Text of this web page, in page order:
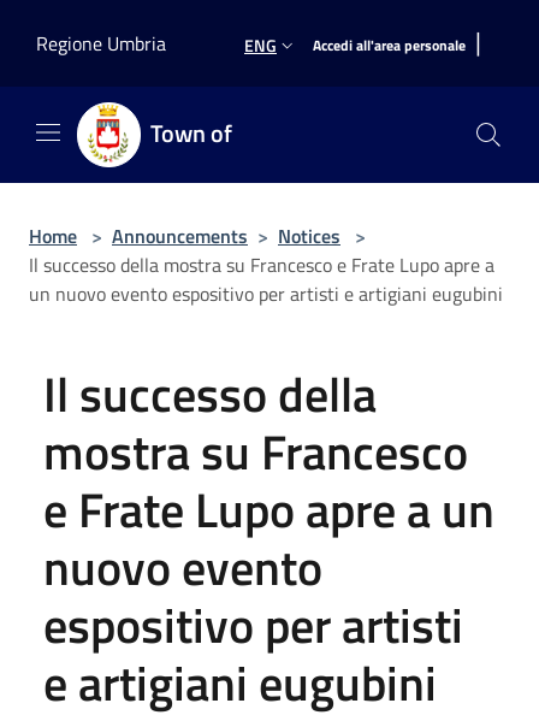
Regione Umbria
ENG Accedi all'area personale |
Town of
Home > Announcements > Notices >
Il successo della mostra su Francesco e Frate Lupo apre a
un nuovo evento espositivo per artisti e artigiani eugubini
Il successo della
mostra su Francesco
e Frate Lupo apre a un
nuovo evento
espositivo per artisti
e artigiani eugubini